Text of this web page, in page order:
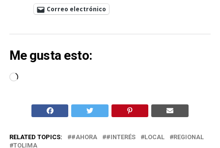
Correo electrónico
Me gusta esto:
Cargando...
RELATED TOPICS: #AHORA #INTERÉS LOCAL
REGIONAL
TOLIMA